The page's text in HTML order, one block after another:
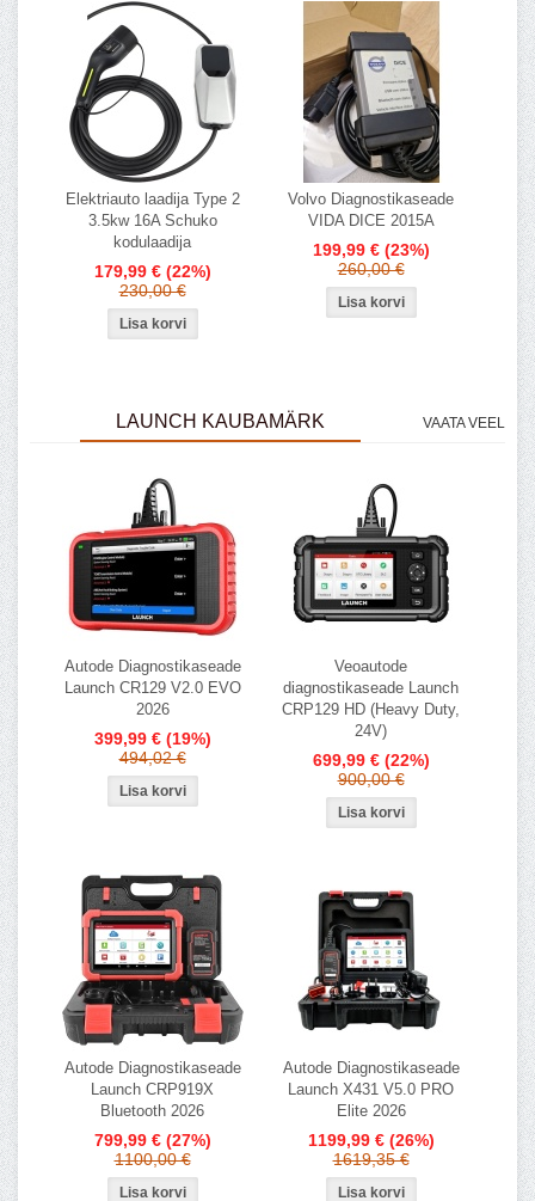
Elektriauto laadija Type 2
3.5kw 16A Schuko
kodulaadija
179,99 € (22%)
230,00 €
Volvo Diagnostikaseade
VIDA DICE 2015A
199,99 € (23%)
260,00 €
LAUNCH KAUBAMÄRK VAATA VEEL
Autode Diagnostikaseade
Launch CR129 V2.0 EVO
2026
399,99 € (19%)
494,02 €
Veoautode
diagnostikaseade Launch
CRP129 HD (Heavy Duty,
24V)
699,99 € (22%)
900,00 €
Autode Diagnostikaseade
Launch CRP919X
Bluetooth 2026
799,99 € (27%)
1100,00 €
Autode Diagnostikaseade
Launch X431 V5.0 PRO
Elite 2026
1199,99 € (26%)
1619,35 €